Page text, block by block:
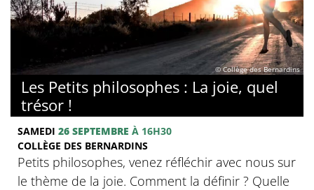
© Collège des Bernardins
Les Petits philosophes : La joie, quel
trésor !
SAMEDI 26 SEPTEMBRE À 16H30
COLLÈGE DES BERNARDINS
Petits philosophes, venez réfléchir avec nous sur
le thème de la joie. Comment la définir ? Quelle